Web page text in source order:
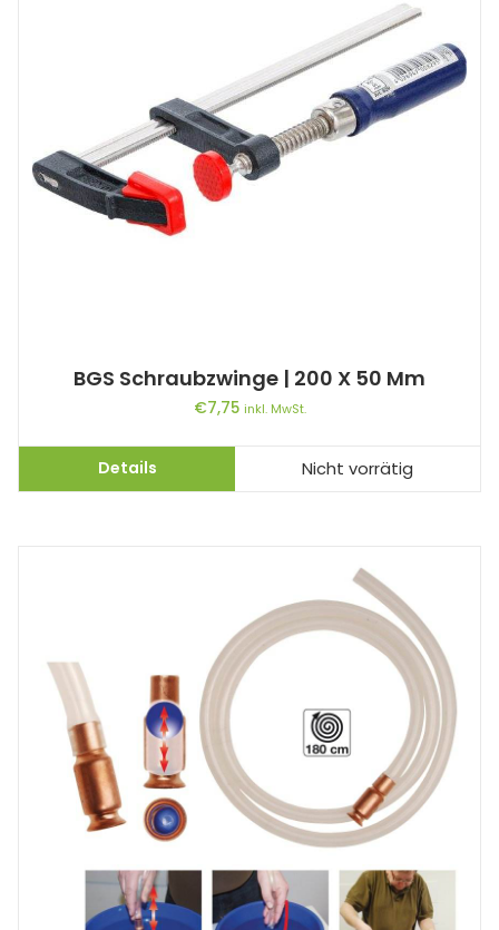
BGS Schraubzwinge | 200 X 50 Mm
€7,75 inkl. MwSt.
Details Nicht vorrätig